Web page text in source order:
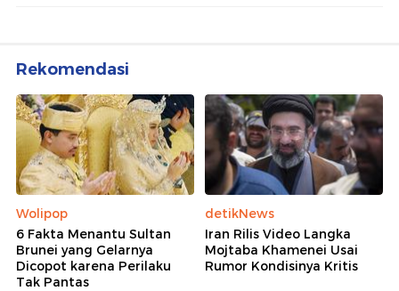
Rekomendasi
Wolipop
6 Fakta Menantu Sultan
Brunei yang Gelarnya
Dicopot karena Perilaku
Tak Pantas
detikNews
Iran Rilis Video Langka
Mojtaba Khamenei Usai
Rumor Kondisinya Kritis